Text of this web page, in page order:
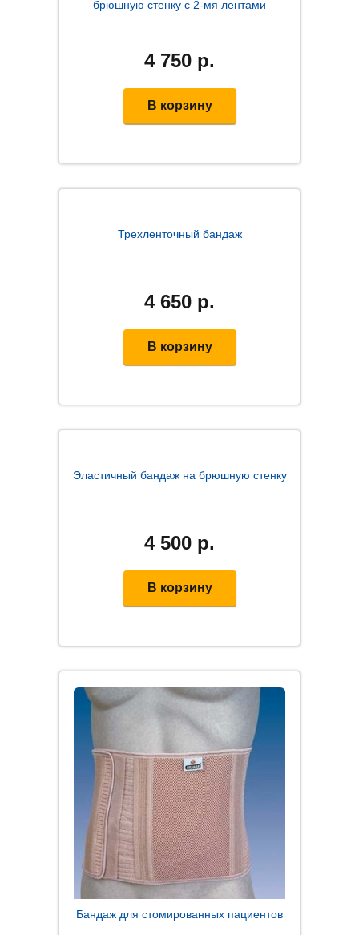
брюшную стенку c 2-мя лентами
4 750 р.
В корзину
Трехленточный бандаж
4 650 р.
В корзину
Эластичный бандаж на брюшную стенку
4 500 р.
В корзину
Бандаж для стомированных пациентов